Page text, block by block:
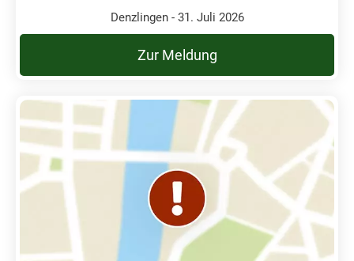
Denzlingen - 31. Juli 2026
Zur Meldung